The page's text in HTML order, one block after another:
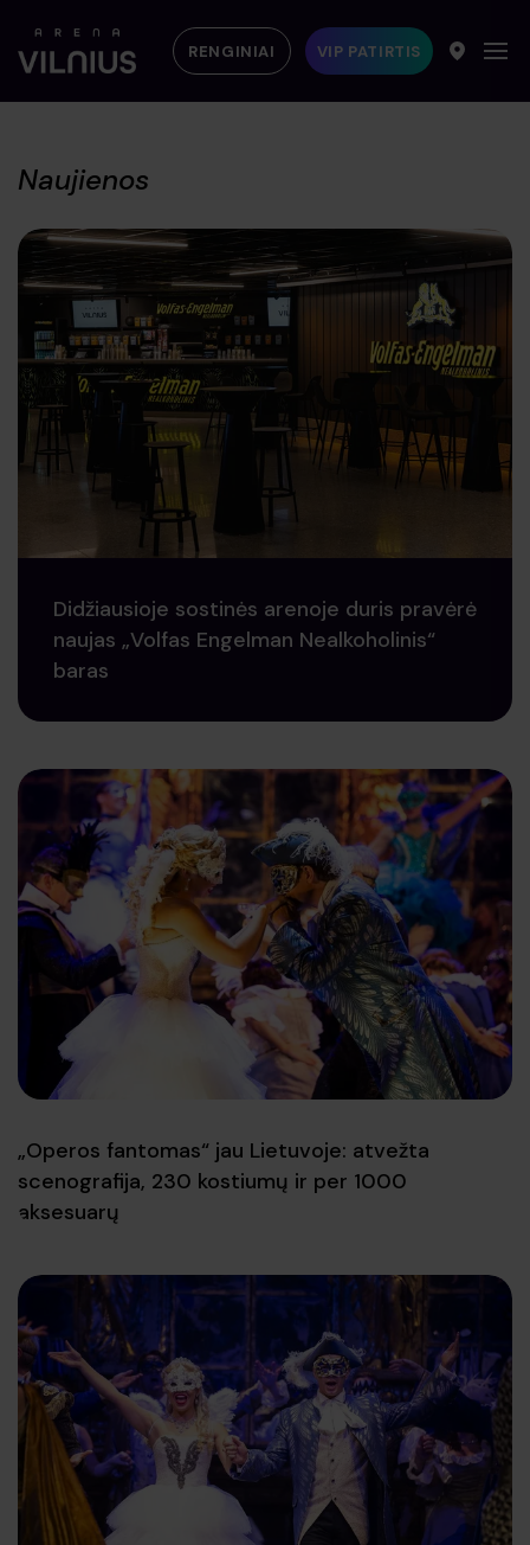
RENGINIAI VIP PATIRTIS
Naujienos
Didžiausioje sostinės arenoje duris pravėrė
naujas „Volfas Engelman Nealkoholinis“
baras
„Operos fantomas“ jau Lietuvoje: atvežta
scenografija, 230 kostiumų ir per 1000
aksesuarų